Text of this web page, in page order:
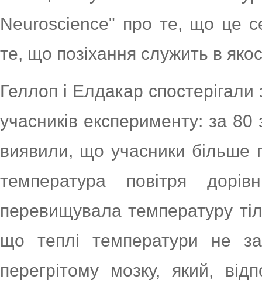
Neuroscience" про те, що це
те, що позіхання служить в
Геллоп і Елдакар
учасників експерименту: за 80
виявили, що учасники більше
температура повітря
перевищувала температуру
що теплі температури не
перегрітому мозку, який,